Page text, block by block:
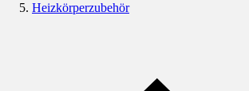
Heizkörperzubehör